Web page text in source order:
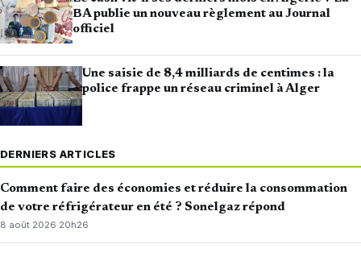
BA publie un nouveau règlement au Journal
officiel
Une saisie de 8,4 milliards de centimes : la
police frappe un réseau criminel à Alger
DERNIERS ARTICLES
Comment faire des économies et réduire la consommation
de votre réfrigérateur en été ? Sonelgaz répond
8 août 2026·20h26